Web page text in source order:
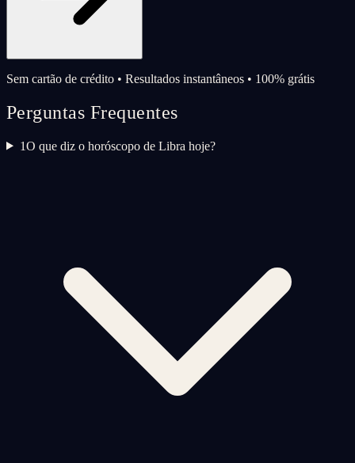
Sem cartão de crédito • Resultados instantâneos • 100% grátis
Perguntas Frequentes
1O que diz o horóscopo de Libra hoje?